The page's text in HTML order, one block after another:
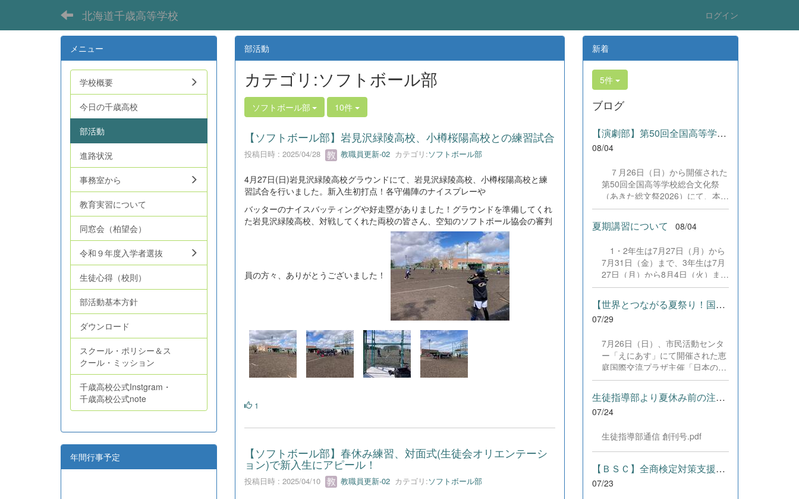
北海道千歳高等学校 ログイン
部活動
カテゴリ:ソフトボール部
ソフトボール部 10件
【ソフトボール部】岩見沢緑陵高校、小樽桜陽高校との練習試合
投稿日時 : 2025/04/28 教職員更新-02カテゴリ:ソフトボール部
4月27日(日)岩見沢緑陵高校グラウンドにて、岩見沢緑陵高校、小樽桜陽高校と練
習試合を行いました。新入生初打点！各守備陣のナイスプレーや
バッターのナイスバッティングや好走塁がありました！グラウンドを準備してくれ
た岩見沢緑陵高校、対戦してくれた両校の皆さん、空知のソフトボール協会の審判
員の方々、ありがとうございました！
1
【ソフトボール部】春休み練習、対面式(生徒会オリエンテーシ
ョン)で新入生にアピール！
投稿日時 : 2025/04/10 教職員更新-02カテゴリ:ソフトボール部
メニュー
学校概要
今日の千歳高校
部活動
進路状況
事務室から
教育実習について
同窓会（柏望会）
令和９年度入学者選抜
生徒心得（校則）
部活動基本方針
ダウンロード
スクール・ポリシー＆ス
クール・ミッション
千歳高校公式Instgram・
千歳高校公式note
年間行事予定
新着
5件
ブログ
【演劇部】第50回全国高等学校総合文化祭にて受賞!
08/04
７月26日（日）から開催された
第50回全国高等学校総合文化祭
（あきた総文祭2026）にて、本校
演劇部が「優良賞」及び「舞台美
術賞」を受賞いたしました。大会
当日は、本校の部員たちもこれま
分に発揮し、堂々と舞台に立ちま
した。緊張感のある全国の舞台に
おいて、一人一人が役割を果た
し、心を込めた演技と表現を披露
することができました。 また、
今回の全国大会出場にあたり、多
ました企業の皆様、ならびに心温
まるご寄付や温かいご声援を寄せ
てくださった地域の皆様方に、心
より感謝申し上げます。皆様から
な励みとなり、全国の舞台で最高
のパフォーマンスと演技を届ける
糧に、さらに表現力に磨きをか
ぬご声援をよろしくお願いいたし
夏期講習について 08/04
1・2年生は7月27日（月）から
7月31日（金）まで、3年生は7月
27日（月）から8月4日（火）まで
の日程で、それぞれ学習に取り組
みました。多くの生徒が意欲的に
参加し、これまでの学習内容の復
習や発展的な内容、受験に向けた
られました。夏期講習で身に付け
た学習習慣や知識を、今後の学校
生活や学習に生かし、一人一人が
さらなる成長につなげてくれるこ
とを期待しています。 &nbsp;
【世界とつながる夏祭り！国際教養科の生徒が多文化共生ボランテ...
07/29
7月26日（日）、市民活動センタ
ー「えにあす」にて開催された恵
庭国際交流プラザ主催「日本の夏
祭り体験」に、本校国際教養科の
生徒6名がボランティアとして参
加しました！ 会場にはウクライ
ナ、ネパール、アフガニスタンな
ヨー釣りや綿あめ、盆踊りなどを
満喫。浴衣姿でイベントを彩った
1年生や、経験を生かして頼もし
く場を仕切る3年生など、生徒た
ちは言葉や国境を超えて笑顔で交
生徒指導部より夏休み前の注意事項
07/24
生徒指導部通信 創刊号.pdf
【ＢＳＣ】全商検定対策支援ポータルサイト「Compath（コンパス）...
07/23